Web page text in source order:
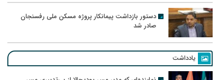
دستور بازداشت پیمانکار پروژه مسکن ملی رفسنجان
صادر شد
یادداشت